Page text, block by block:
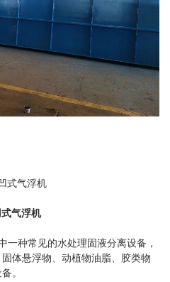
气浮机
一种常见的水处理固液分离设备，
体悬浮物、动植物油脂、胶类物
。